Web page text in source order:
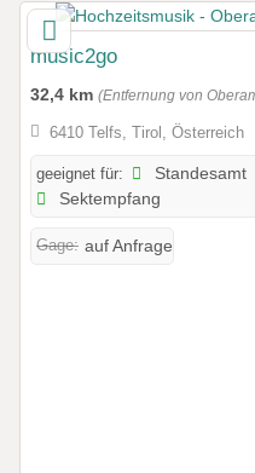
music2go
32,4 km (Entfernung von
6410 Telfs, Tirol, Österreich
geeignet für: Standesamt
Sektempfang
Gage: auf Anfrage